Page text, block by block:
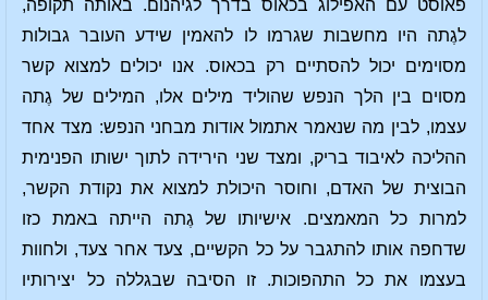
פאוסט עם האפילוג בכאוס בדרך לגיהנום. באותה תקופה,
לגֶתה היו מחשבות שגרמו לו להאמין שידע העובר גבולות
מסוימים יכול להסתיים רק בכאוס. אנו יכולים למצוא קשר
מסוים בין הלך הנפש שהוליד מילים אלו, המילים של גֶתה
עצמו, לבין מה שנאמר אתמול אודות מבחני הנפש: מצד אחד
ההליכה לאיבוד בריק, ומצד שני הירידה לתוך ישותו הפנימית
הבוצית של האדם, וחוסר היכולת למצוא את נקודת הקשר,
למרות כל המאמצים. אישיותו של גֶתה הייתה באמת כזו
שדחפה אותו להתגבר על כל הקשיים, צעד אחר צעד, ולחוות
בעצמו את כל התהפוכות. זו הסיבה שבגללה כל יצירותיו